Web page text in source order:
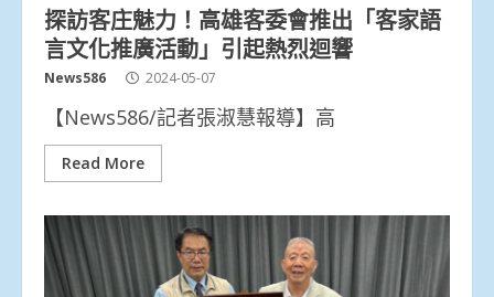
探訪客庄魅力！高雄客委會推出「客家語
言文化推廣活動」引起熱烈迴響
News586 2024-05-07
【News586/記者張淑慧報導】高
Read More